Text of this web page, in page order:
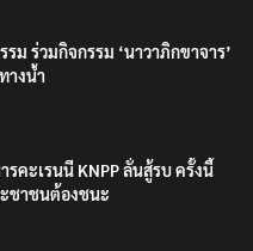
ม ร่วมกิจกรรม ‘นาวาภิกขาจาร’
างน้ำ
รคะเรนนี KNPP ลั่นสู้รบ ครั้งนี้
ชาชนต้องชนะ